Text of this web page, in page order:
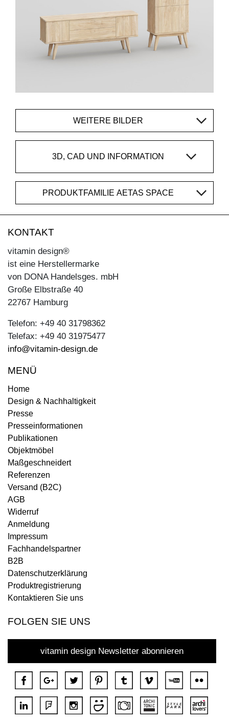
WEITERE BILDER
3D, CAD UND INFORMATION
PRODUKTFAMILIE AETAS SPACE
KONTAKT
vitamin design®
ist eine Herstellermarke
von DONA Handelsges. mbH
Große Elbstraße 40
22767 Hamburg
Telefon: +49 40 31798362
Telefax: +49 40 31975477
info@vitamin-design.de
MENÜ
Home
Design & Nachhaltigkeit
Presse
Presseinformationen
Publikationen
Objektmöbel
Maßgeschneidert
Referenzen
Versand (B2C)
AGB
Widerruf
Anmeldung
Impressum
Fachhandelspartner
B2B
Datenschutzerklärung
Produktregistrierung
Kontaktieren Sie uns
FOLGEN SIE UNS
vitamin design Newsletter abonnieren